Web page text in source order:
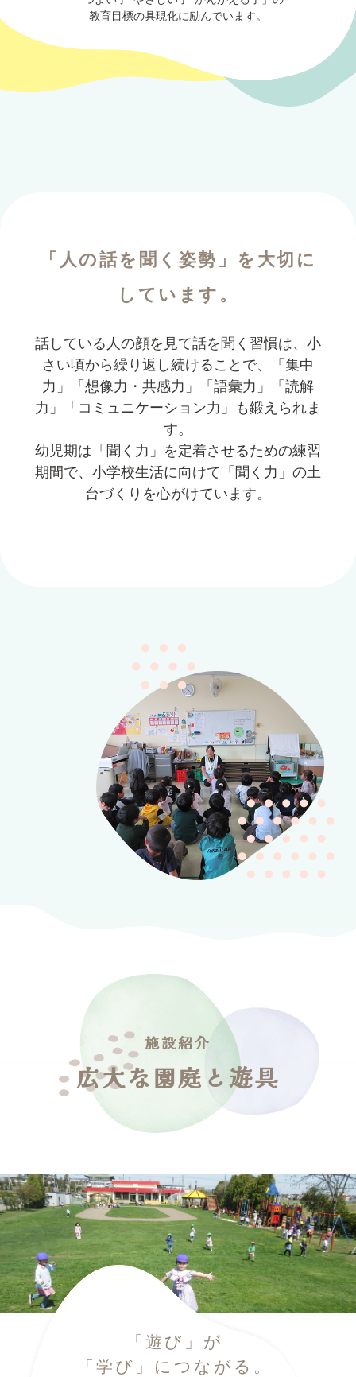
教育目標の具現化に励んでいます。
「人の話を聞く姿勢」を大切に
しています。
話している人の顔を見て話を聞く習慣は、小
さい頃から繰り返し続けることで、「集中
力」「想像力・共感力」「語彙力」「読解
力」「コミュニケーション力」も鍛えられま
す。
幼児期は「聞く力」を定着させるための練習
期間で、小学校生活に向けて「聞く力」の土
台づくりを心がけています。
広大な園庭と遊具
「遊び」が
「学び」につながる。